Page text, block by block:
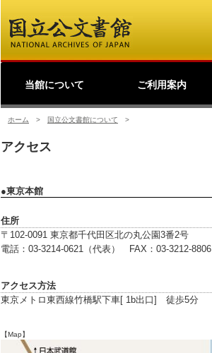
当館について
館長挨拶
事業理念
公文書館概要
業務・活動
過去の業務・活動
歴史公文書等の移管か
ら利用まで
館主催見学会
調査研究
研修・全国公文書館会
議
国際交流
アーキビストの認証
採用情報
国立公文書館紹介映像
ご寄附のお願い
アクセス
ご利用案内
開館情報
資料の探し方について
来館して利用する方へ
来館せずに利用する方
へ
お問い合わせ・ご要望
よくあるご質問
ショップ
友の会
ホーム > 国立公文書館について >
アクセス
●東京本館
住所
〒102-0091 東京都千代田区北の丸公園3番2号
電話：03-3214-0621（代表） FAX：03-3212-8806
アクセス方法
東京メトロ東西線竹橋駅下車[ 1b出口] 徒歩5分
【Map】